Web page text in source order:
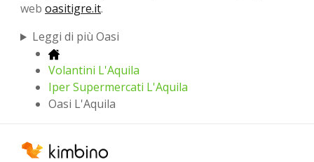
web oasitigre.it.
Leggi di più Oasi
Volantini L'Aquila
Iper Supermercati L'Aquila
Oasi L'Aquila